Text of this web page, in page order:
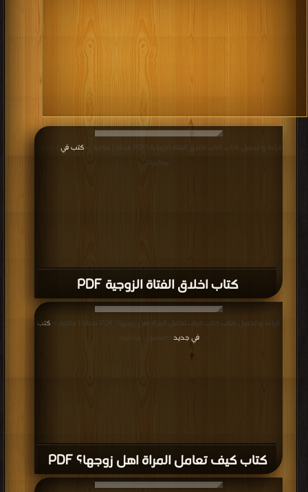
كتاب اخلاق الفتاة الزوجية PDF
قراءة و تحميل كتاب كتاب اخلاق الفتاة الزوجية PDF مجانا | مكتبة > كتب في
: مرة/مرات
كتاب كيف تعامل المراة اهل زوجها؟ PDF
قراءة و تحميل كتاب كتاب كيف تعامل المراة اهل زوجها؟ PDF مجانا | مكتبة >
كتب
في جديد | التحميل : مرة/مرات